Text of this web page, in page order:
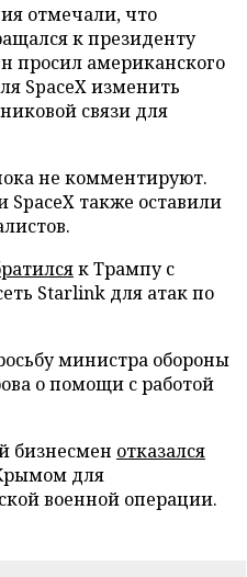
отмечали, что
к президенту
просил американского
SpaceX изменить
связи для
не комментируют.
также оставили
к Трампу с
Starlink для атак по
министра обороны
о помощи с работой
бизнесмен отказался
для
военной операции.